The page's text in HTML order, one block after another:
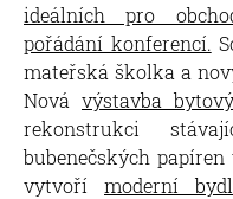
ideálních pro
pořádání konferencí.
mateřská školka a
Nová výstavba
rekonstrukci
bubenečských
vytvoří moderní